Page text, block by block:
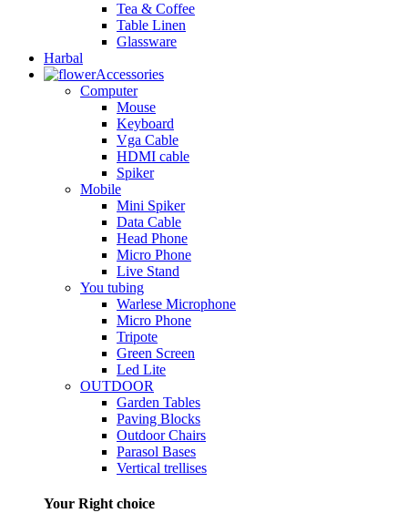
Tea & Coffee
Table Linen
Glassware
Harbal
Accessories
Computer
Mouse
Keyboard
Vga Cable
HDMI cable
Spiker
Mobile
Mini Spiker
Data Cable
Head Phone
Micro Phone
Live Stand
You tubing
Warlese Microphone
Micro Phone
Tripote
Green Screen
Led Lite
OUTDOOR
Garden Tables
Paving Blocks
Outdoor Chairs
Parasol Bases
Vertical trellises
Your Right choice